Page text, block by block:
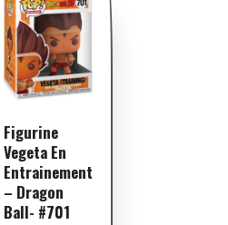
Figurine
Vegeta En
Entrainement
– Dragon
Ball- #701